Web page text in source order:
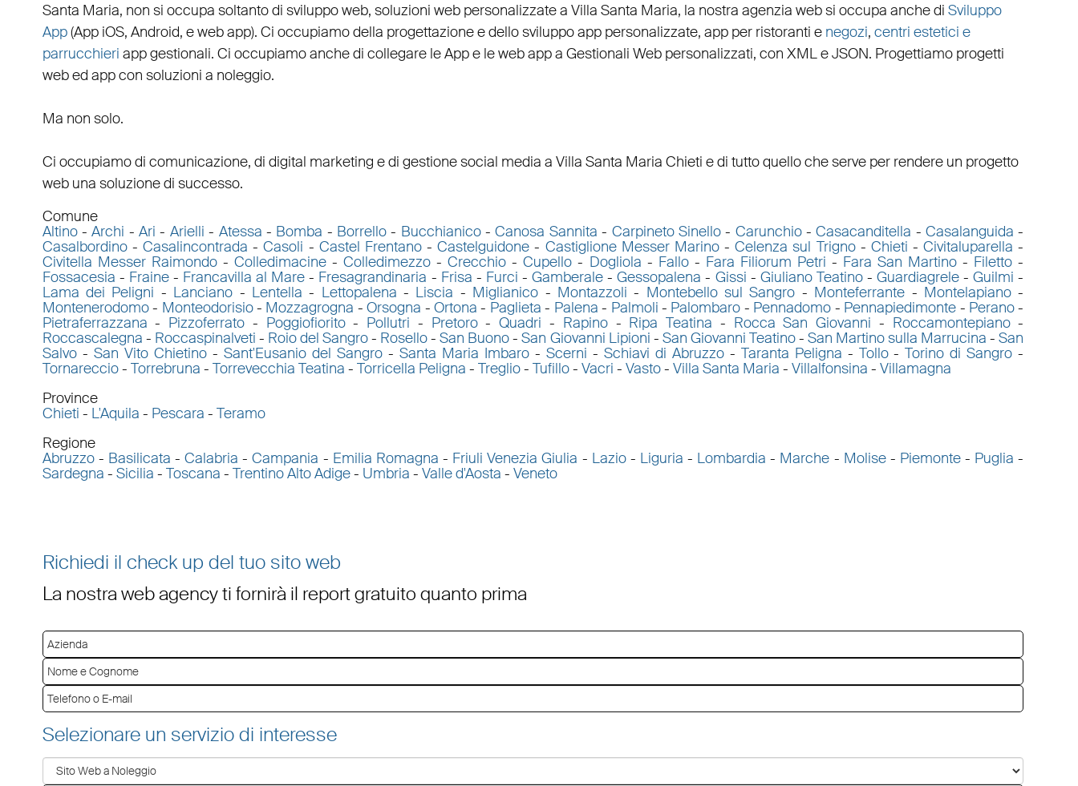
Santa Maria, non si occupa soltanto di sviluppo web, soluzioni web personalizzate a Villa Santa Maria, la nostra agenzia websi occupa anche di Sviluppo
App(App iOS, Android, eweb app). Ci occupiamo della progettazionee dellosviluppo app personalizzate, app per ristoranti e negozi, centri estetici e
parrucchieri app gestionali. Ci occupiamo anche di collegareleAppe leweb appa Gestionali Web personalizzati, con XMLeJSON. Progettiamo progetti
webed appcon soluzioni a noleggio.
Ma non solo.
Ci occupiamo di comunicazione, di digital marketing e di gestione social media a Villa Santa Maria Chieti e di tutto quello che serve per rendere un progetto
web una soluzione di successo.
Comune
Altino-Archi -Ari - Arielli - Atessa - Bomba - Borrello- Bucchianico-Canosa Sannita - Carpineto Sinello- Carunchio-Casacanditella -Casalanguida -
Casalbordino-Casalincontrada -Casoli - Castel Frentano-Castelguidone - Castiglione Messer Marino-Celenza sul Trigno- Chieti -Civitaluparella -
Civitella Messer Raimondo- Colledimacine-Colledimezzo -Crecchio -Cupello - Dogliola - Fallo- Fara Filiorum Petri - Fara San Martino - Filetto -
Fossacesia - Fraine- Francavilla al Mare - Fresagrandinaria - Frisa - Furci -Gamberale -Gessopalena - Gissi - Giuliano Teatino-Guardiagrele -Guilmi -
Lama dei Peligni - Lanciano - Lentella - Lettopalena - Liscia - Miglianico - Montazzoli - Montebello sul Sangro - Monteferrante - Montelapiano-
Montenerodomo- Monteodorisio- Mozzagrogna -Orsogna -Ortona - Paglieta - Palena - Palmoli - Palombaro - Pennadomo - Pennapiedimonte - Perano-
Pietraferrazzana - Pizzoferrato - Poggiofiorito- Pollutri - Pretoro-Quadri - Rapino- Ripa Teatina - Rocca San Giovanni - Roccamontepiano-
Roccascalegna - Roccaspinalveti - Roio del Sangro- Rosello-San Buono-San Giovanni Lipioni - San Giovanni Teatino- San Martino sulla Marrucina -San
Salvo- San Vito Chietino- Sant'Eusanio del Sangro- Santa Maria Imbaro- Scerni - Schiavi di Abruzzo- Taranta Peligna - Tollo-Torino di Sangro -
Tornareccio- Torrebruna - Torrevecchia Teatina - Torricella Peligna - Treglio- Tufillo- Vacri - Vasto- Villa Santa Maria - Villalfonsina - Villamagna
Province
Chieti - L'Aquila - Pescara - Teramo
Regione
Abruzzo- Basilicata -Calabria -Campania - Emilia Romagna - Friuli Venezia Giulia - Lazio- Liguria - Lombardia - Marche - Molise- Piemonte - Puglia -
Sardegna - Sicilia - Toscana - Trentino Alto Adige- Umbria - Valle d'Aosta - Veneto
Richiedi il check up del tuo sito web
La nostra web agency ti fornirà il report gratuito quanto prima
Selezionare un servizio di interesse